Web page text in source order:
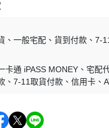
一般宅配 貨到付款 7-
卡通 iPASS MONEY 宅配
7-11取貨付款 信用卡